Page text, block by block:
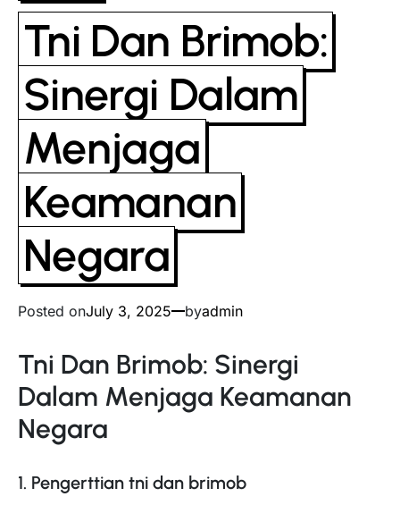
in
Tni Dan Brimob:
Sinergi Dalam
Menjaga
Keamanan
Negara
Posted onJuly 3, 2025 byadmin
Tni Dan Brimob: Sinergi
Dalam Menjaga Keamanan
Negara
1. Pengerttian tni dan brimob